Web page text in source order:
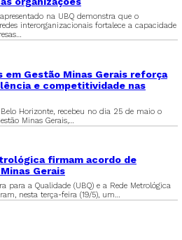
na UBQ demonstra que o
interorganizacionais fortalece a capacidade
em Gestão Minas Gerais reforça
e competitividade nas
Horizonte, recebeu no dia 25 de maio o
Minas Gerais,…
firmam acordo de
Gerais
para a Qualidade (UBQ) e a Rede Metrológica
nesta terça-feira (19/5), um…